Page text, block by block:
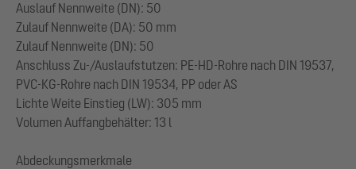
Auslauf Nennweite (DN): 50
Zulauf Nennweite (DA): 50 mm
Zulauf Nennweite (DN): 50
Anschluss Zu-/Auslaufstutzen: PE-HD-Rohre nach DIN 19537,
PVC-KG-Rohre nach DIN 19534, PP oder AS
Lichte Weite Einstieg (LW): 305 mm
Volumen Auffangbehälter: 13 l
Abdeckungsmerkmale